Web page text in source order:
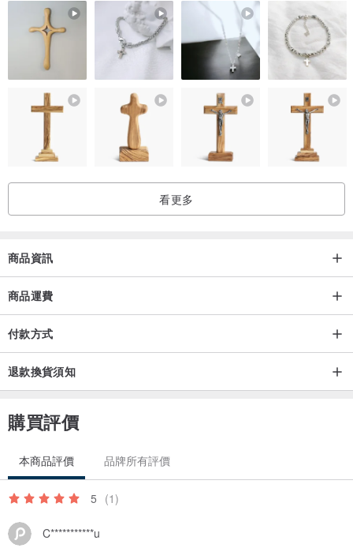
看更多
商品資訊
商品運費
付款方式
退款換貨須知
購買評價
本商品評價 品牌所有評價
5 (1)
C***********u